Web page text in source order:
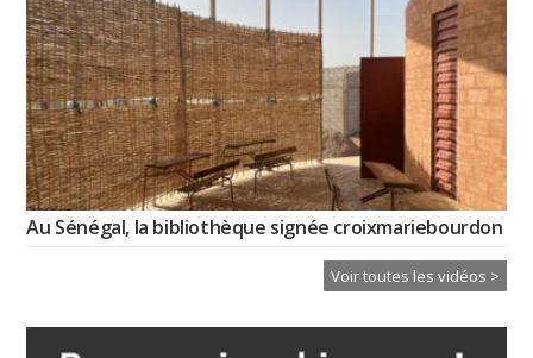
Au Sénégal, la bibliothèque signée croixmariebourdon
Voir toutes les vidéos >